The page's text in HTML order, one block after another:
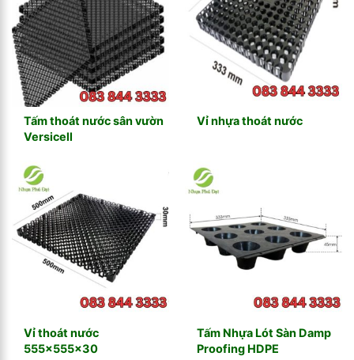
Tấm thoát nước sân vườn
Versicell
Vỉ nhựa thoát nước
Vỉ thoát nước
555x555x30
Tấm Nhựa Lót Sàn Damp
Proofing HDPE